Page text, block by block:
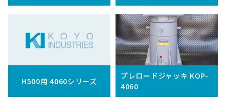
H500用 4060シリーズ
プレロードジャッキ KOP-
4060